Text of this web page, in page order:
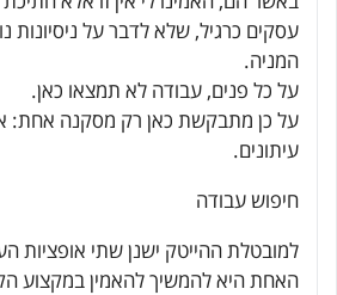
עסקים כרגיל, שלא לדבר על ניסיונות
המניה.
על כל פנים, עבודה לא תמצאו כאן.
על כן מתבקשת כאן רק מסקנה אחת:
עיתונים.
חיפוש עבודה
למובטלת ההייטק ישנן שתי אופציות
האחת היא להמשיך להאמין במקצוע